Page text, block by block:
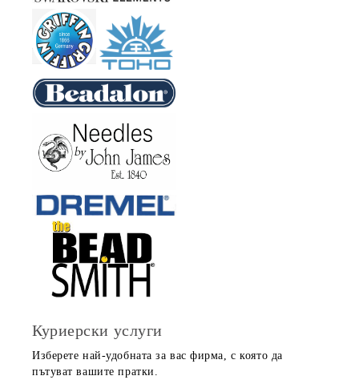
Куриерски услуги
Изберете най-удобната за вас фирма, с която да
пътуват вашите пратки.